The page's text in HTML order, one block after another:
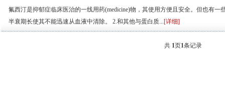
氟西汀是抑郁症临床医治的一线用药(medicine)物，其使用方便且安全。但也有
半衰期长使其不能迅速从血液中清除。 2.和其他与蛋白质...[详细]
共 1页1条记录